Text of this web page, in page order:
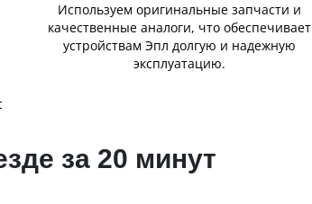
Используем оригинальные запчасти и
качественные аналоги, что обеспечивает
устройствам Эпл долгую и надежную
эксплуатацию.
за 20 минут